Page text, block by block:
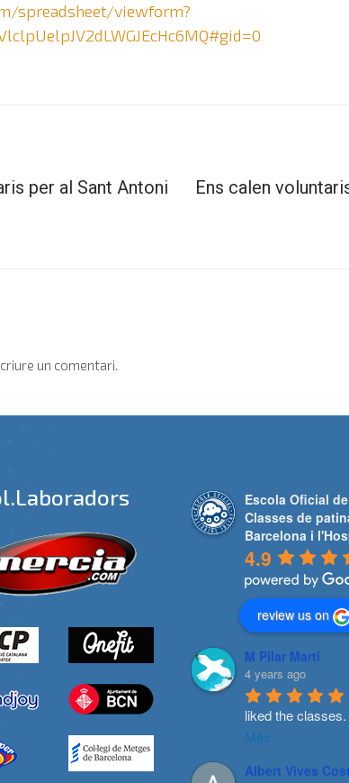
spreadsheet/viewform?
per al Sant Antoni
Ens calen
un comentari.
Escola Oficial
Classes de
Barcelona i
4.9
review us on
M Pilar Marti
4 years ago
liked the
Més
Albert Vives